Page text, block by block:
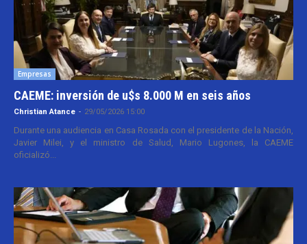
Empresas
CAEME: inversión de u$s 8.000 M en seis años
Christian Atance - 29/05/2026 15:00
Durante una audiencia en Casa Rosada con el presidente de la Nación,
Javier Milei, y el ministro de Salud, Mario Lugones, la CAEME
oficializó...